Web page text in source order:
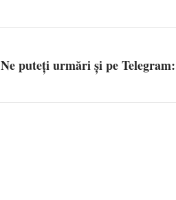
Ne puteți urmări și pe Telegram: